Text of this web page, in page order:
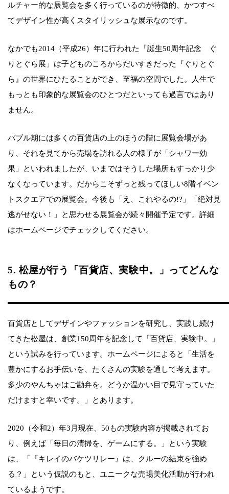
ルチャー的な展覧会を多く行っているのが特徴的、かつすべ
てデザイン性が高くスタイリッシュな展示なのです。
なかでも2014（平成26）年に行われた「誕生50周年記念 ぐ
りとぐら展」は子どものころからだいすきだった『ぐりとぐ
ら』の世界にひたることができ、至福の空間でした。人生で
もっとも印象的な展覧会のひとつだといっても過言ではあり
ません。
バブル期には多くの百貨店の上のほうの階に展覧会場があ
り、それを見てから売場を訪れる人の様子が「シャワー効
果」といわれましたが、いまではそうした場所もすっかり少
なくなっています。だからこそずっと残ってほしい8階イベン
トスクエアでの展覧会。今後も「え、これやるの!?」「絶対見
逃がせない！」と思わせる展覧会が続々開催予定です。詳細
はホームページでチェックしてください。
5. 松屋が行う「百貨店、実験中。」ってどんな
もの？
百貨店としてデザインやファッションを研究し、実践し続け
てきた松屋は、創業150周年を記念して「百貨店、実験中。」
という試みを行っています。ホームページによると「生活を
豊かにするお手伝いを、たくさんの実験を通して考えます。
多少のやんちゃはご勘弁を。どうか温かい目で見守っていた
だけますと幸いです。」とあります。
2020（令和2）年3月現在、50もの実験内容が掲載されてお
り、例えば「毎日の清掃を、ゲームにする。」という実験
は、「『キレイのバケツリレー』は、クルーの結束を強め
る？」という仮説のもと、ユニークな売場美化活動が行われ
ているようです。